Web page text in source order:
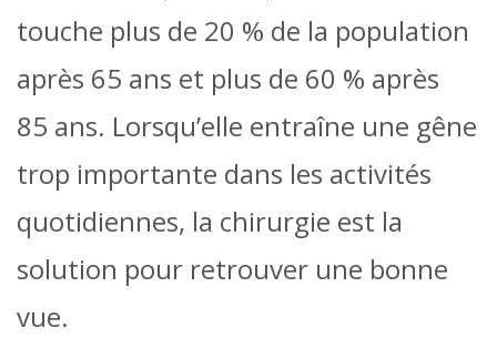
touche plus de 20 % de la population
après 65 ans et plus de 60 % après
85 ans. Lorsqu’elle entraîne une gêne
trop importante dans les activités
quotidiennes, la chirurgie est la
solution pour retrouver une bonne
vue.